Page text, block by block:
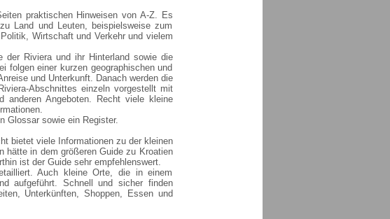
praktischen Hinweisen von A-Z. Es
Land und Leuten, beispielsweise zum
Wirtschaft und Verkehr und vielem
der Riviera und ihr Hinterland sowie die
folgen einer kurzen geographischen und
und Unterkunft. Danach werden die
Abschnittes einzeln vorgestellt mit
anderen Angeboten. Recht viele kleine
Glossar sowie ein Register.
bietet viele Informationen zu der kleinen
hätte in dem größeren Guide zu Kroatien
ist der Guide sehr empfehlenswert.
Auch kleine Orte, die in einem
aufgeführt. Schnell und sicher finden
Unterkünften, Shoppen, Essen und